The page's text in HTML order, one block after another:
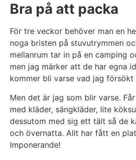
Bra på att packa
För tre veckor behöver man en
noga bristen på stuvutrymmen
mellanrum tar in på en camping
men jag märker att de har egna
kommer bli varse vad jag försökt
Men det är jag som blir varse.
med kläder, sängkläder, lite
dessutom med sig ett tält så de
och övernatta. Allt har fått en
Imponerande!